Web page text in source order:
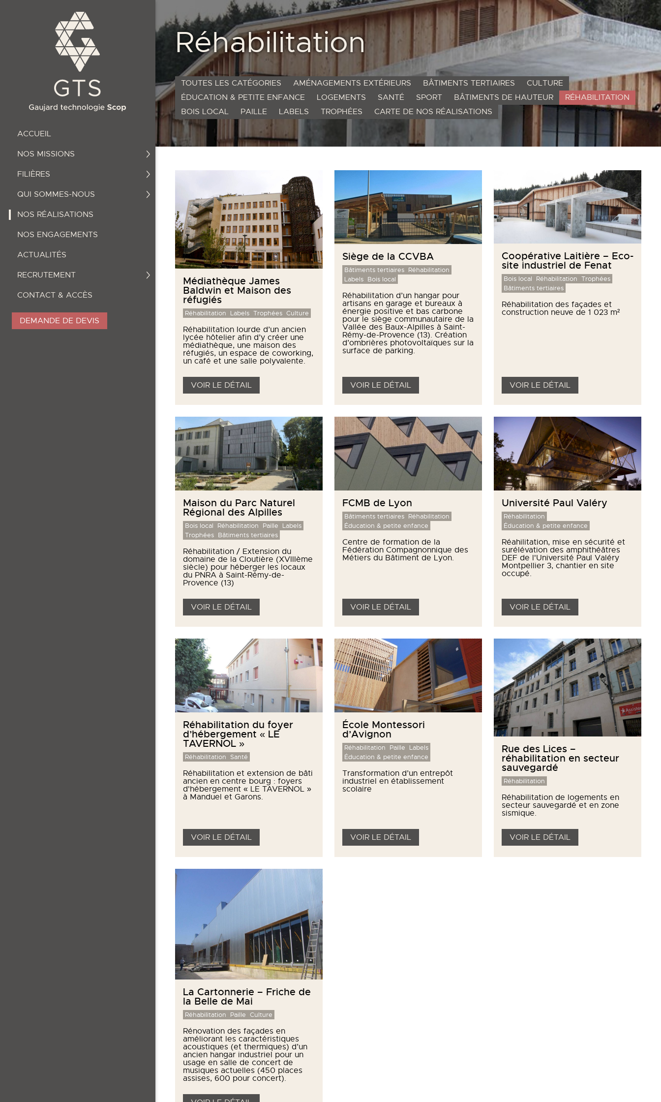
ACCUEIL
NOS MISSIONS
FILIÈRES
QUI SOMMES-NOUS
NOS RÉALISATIONS
NOS ENGAGEMENTS
ACTUALITÉS
RECRUTEMENT
CONTACT & ACCÈS
DEMANDE DE DEVIS
Réhabilitation
TOUTES LES CATÉGORIES AMÉNAGEMENTS EXTÉRIEURS BÂTIMENTS TERTIAIRES
CULTURE
ÉDUCATION & PETITE ENFANCE
LOGEMENTS SANTÉ SPORT BÂTIMENTS DE HAUTEUR
RÉHABILITATION
BOIS LOCAL
PAILLE LABELS TROPHÉES CARTE DE NOS RÉALISATIONS
Médiathèque James
Baldwin et Maison des
réfugiés
Réhabilitation Labels Trophées Culture
Réhabilitation lourde d’un ancien
lycée hôtelier afin d’y créer une
médiathèque, une maison des
réfugiés, un espace de coworking,
un café et une salle polyvalente.
VOIR LE DÉTAIL
Siège de la CCVBA
Bâtiments tertiaires Réhabilitation
Labels Bois local
Réhabilitation d’un hangar pour
artisans en garage et bureaux à
énergie positive et bas carbone
pour le siège communautaire de la
Vallée des Baux-Alpilles à Saint-
Rémy-de-Provence (13). Création
d’ombrières photovoltaïques sur la
surface de parking.
VOIR LE DÉTAIL
Coopérative Laitière – Eco-
site industriel de Fenat
Bois local Réhabilitation Trophées
Bâtiments tertiaires
Réhabilitation des façades et
construction neuve de 1 023 m²
VOIR LE DÉTAIL
Maison du Parc Naturel
Régional des Alpilles
Bois local Réhabilitation Paille Labels
Trophées Bâtiments tertiaires
Réhabilitation / Extension du
domaine de la Cloutière (XVIIIème
siècle) pour héberger les locaux
du PNRA à Saint-Rémy-de-
Provence (13)
VOIR LE DÉTAIL
FCMB de Lyon
Bâtiments tertiaires Réhabilitation
Éducation & petite enfance
Centre de formation de la
Fédération Compagnonnique des
Métiers du Bâtiment de Lyon.
VOIR LE DÉTAIL
Université Paul Valéry
Réhabilitation
Éducation & petite enfance
Réahilitation, mise en sécurité et
surélévation des amphithéâtres
DEF de l'Université Paul Valéry
Montpellier 3, chantier en site
occupé.
VOIR LE DÉTAIL
Réhabilitation du foyer
d’hébergement « LE
TAVERNOL »
Réhabilitation Santé
Réhabilitation et extension de bâti
ancien en centre bourg : foyers
d'hébergement « LE TAVERNOL »
à Manduel et Garons.
VOIR LE DÉTAIL
École Montessori
d’Avignon
Réhabilitation Paille Labels
Éducation & petite enfance
Transformation d’un entrepôt
industriel en établissement
scolaire
VOIR LE DÉTAIL
Rue des Lices –
réhabilitation en secteur
sauvegardé
Réhabilitation
Réhabilitation de logements en
secteur sauvegardé et en zone
sismique.
VOIR LE DÉTAIL
La Cartonnerie – Friche de
la Belle de Mai
Réhabilitation Paille Culture
Rénovation des façades en
améliorant les caractéristiques
acoustiques (et thermiques) d’un
ancien hangar industriel pour un
usage en salle de concert de
musiques actuelles (450 places
assises, 600 pour concert).